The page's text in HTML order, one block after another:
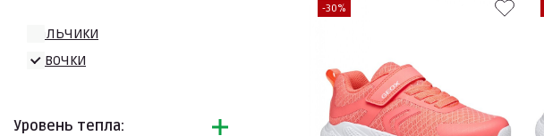
Мальчики
Девочки
Уровень тепла:
-30%